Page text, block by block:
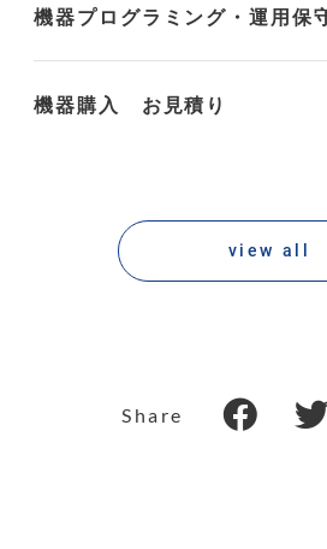
機器プログラミング・運用
機器購入 お見積り
view all
Share